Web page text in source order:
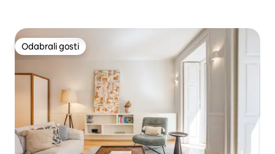
Odabrali gosti
Odabrali gosti